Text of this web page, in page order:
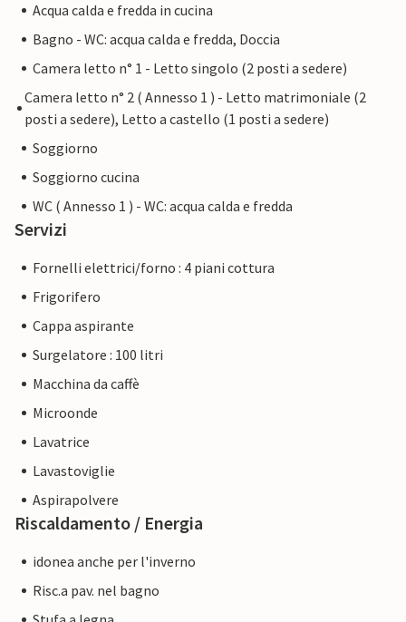
Acqua calda e fredda in cucina
Bagno - WC: acqua calda e fredda, Doccia
Camera letto n° 1 - Letto singolo (2 posti a sedere)
Camera letto n° 2 ( Annesso 1 ) - Letto matrimoniale (2
posti a sedere), Letto a castello (1 posti a sedere)
Soggiorno
Soggiorno cucina
WC ( Annesso 1 ) - WC: acqua calda e fredda
Servizi
Fornelli elettrici/forno : 4 piani cottura
Frigorifero
Cappa aspirante
Surgelatore : 100 litri
Macchina da caffè
Microonde
Lavatrice
Lavastoviglie
Aspirapolvere
Riscaldamento / Energia
idonea anche per l'inverno
Risc.a pav. nel bagno